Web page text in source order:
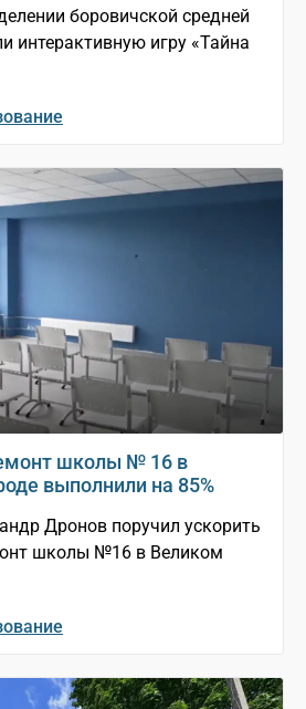
боровичской средней
интерактивную игру «Тайна
школы № 16 в
выполнили на 85%
Дронов поручил ускорить
школы №16 в Великом